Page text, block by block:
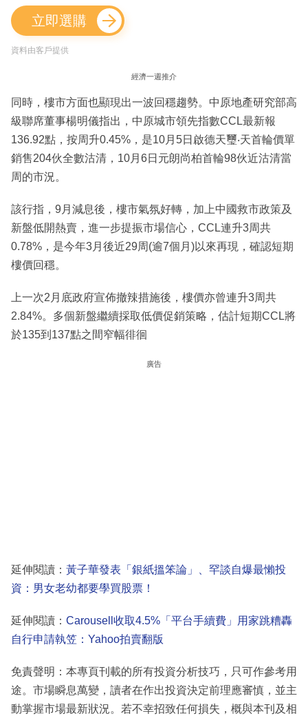
立即選購
資料由客戶提供
經濟一週推介
同時，樓市方面也顯現出一波回穩趨勢。中原地產研究部高
級聯席董事楊明儀指出，中原城市領先指數CCL最新報
136.92點，按周升0.45%，是10月5日啟德天璽‧天首輪價單
銷售204伙全數沽清，10月6日元朗尚柏首輪98伙近沽清當
周的市況。
該行指，9月減息後，樓市氣氛好轉，加上中國救市政策及
新盤低開熱賣，進一步提振市場信心，CCL連升3周共
0.78%，是今年3月後近29周(逾7個月)以來再現，確認短期
樓價回穩。
上一次2月底政府宣佈撤辣措施後，樓價亦曾連升3周共
2.84%。多個新盤繼續採取低價促銷策略，估計短期CCL將
於135到137點之間窄幅徘徊
廣告
延伸閱讀： 黃子華發表「銀紙搵笨論」、罕談自爆最懶投
資：男女老幼都要學買股票！
延伸閱讀： Carousell收取4.5%「平台手續費」用家跳糟轟
自行申請執笠：Yahoo拍賣翻版
免責聲明：本專頁刊載的所有投資分析技巧，只可作參考用
途。市場瞬息萬變，讀者在作出投資決定前理應審慎，並主
動掌握市場最新狀況。若不幸招致任何損失，概與本刊及相